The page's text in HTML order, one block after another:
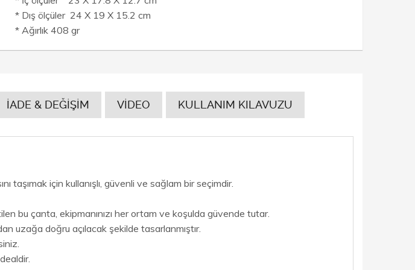
* Dış ölçüler 24 X 19 X 15.2 cm
* Ağırlık 408 gr
İADE & DEĞİŞİM VİDEO KULLANIM KILAVUZU
taşımak için kullanışlı, güvenli ve sağlam bir seçimdir.
bu çanta, ekipmanınızı her ortam ve koşulda güvende tutar.
uzağa doğru açılacak şekilde tasarlanmıştır.